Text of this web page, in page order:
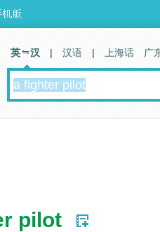
pilot
英 汉 | 汉语 | 上海话 广